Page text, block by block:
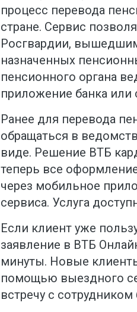
процесс перевода
стране. Сервис
Росгвардии,
назначенных
пенсионного органа
приложение банка
Ранее для перевода
обращаться в
виде. Решение ВТБ
теперь все
через мобильное
сервиса. Услуга
Если клиент уже
заявление в ВТБ
минуты. Новые
помощью выездного
встречу с